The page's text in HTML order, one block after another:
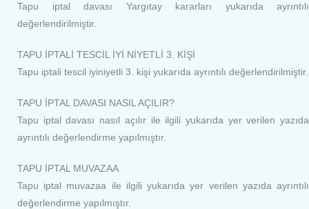
Tapu iptal davası Yargıtay kararları yukarıda ayrıntılı
değerlendirilmiştir.
TAPU İPTALİ TESCİL İYİ NİYETLİ 3. KİŞİ
Tapu iptali tescil iyiniyetli 3. kişi yukarıda ayrıntılı değerlendirilmiştir.
TAPU İPTAL DAVASI NASIL AÇILIR?
Tapu iptal davası nasıl açılır ile ilgili yukarıda yer verilen yazıda
ayrıntılı değerlendirme yapılmıştır.
TAPU İPTAL MUVAZAA
Tapu iptal muvazaa ile ilgili yukarıda yer verilen yazıda ayrıntılı
değerlendirme yapılmıştır.